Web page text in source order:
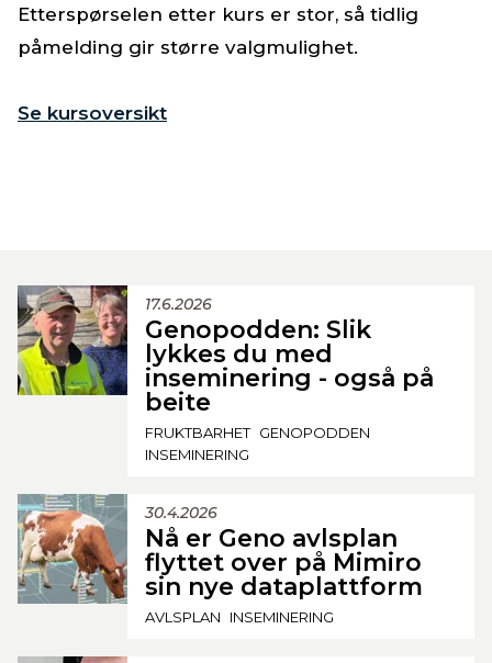
Etterspørselen etter kurs er stor, så tidlig
påmelding gir større valgmulighet.
Se kursoversikt
17.6.2026
Genopodden: Slik
lykkes du med
inseminering - også på
beite
FRUKTBARHET GENOPODDEN
INSEMINERING
30.4.2026
Nå er Geno avlsplan
flyttet over på Mimiro
sin nye dataplattform
AVLSPLAN INSEMINERING